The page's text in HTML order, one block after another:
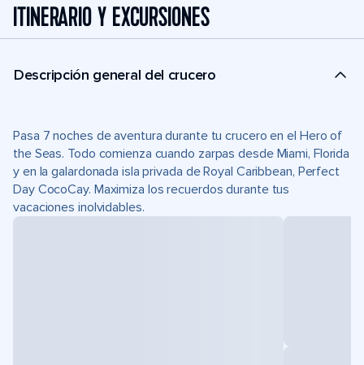
ITINERARIO Y EXCURSIONES
Descripción general del crucero
Pasa 7 noches de aventura durante tu crucero en el Hero of
the Seas. Todo comienza cuando zarpas desde Miami, Florida
y en la galardonada isla privada de Royal Caribbean, Perfect
Day CocoCay. Maximiza los recuerdos durante tus
vacaciones inolvidables.